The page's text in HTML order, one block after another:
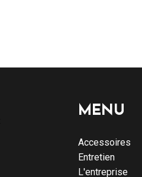
MENU
Accessoires
Entretien
L'entreprise